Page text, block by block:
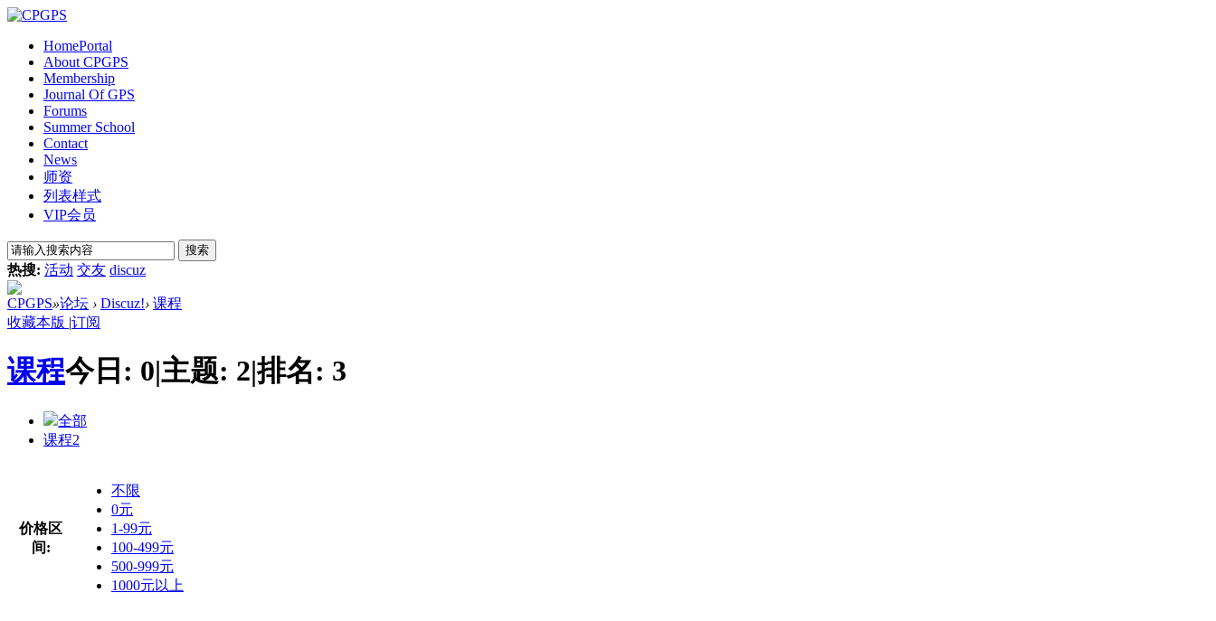
HomePortal
About CPGPS
Membership
Journal Of GPS
Forums
Summer School
Contact
News
师资
列表样式
VIP会员
搜索
热搜: 活动 交友 discuz
CPGPS»论坛 › Discuz!› 课程
收藏本版 |订阅
课程今日: 0|主题: 2|排名: 3
全部
课程2
价格区
间:
不限
0元
1-99元
100-499元
500-999元
1000元以上